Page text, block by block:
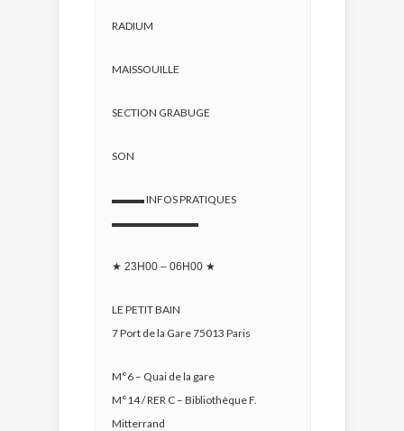
RADIUM
MAISSOUILLE
SECTION GRABUGE
SON
▬▬▬ INFOS PRATIQUES
▬▬▬▬▬▬▬▬
★ 23H00 – 06H00 ★
LE PETIT BAIN
7 Port de la Gare 75013 Paris
M°6 – Quai de la gare
M°14 / RER C – Bibliothèque F.
Mitterrand